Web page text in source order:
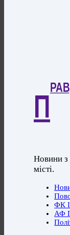
П
Новини з
місті.
ФК
АФ